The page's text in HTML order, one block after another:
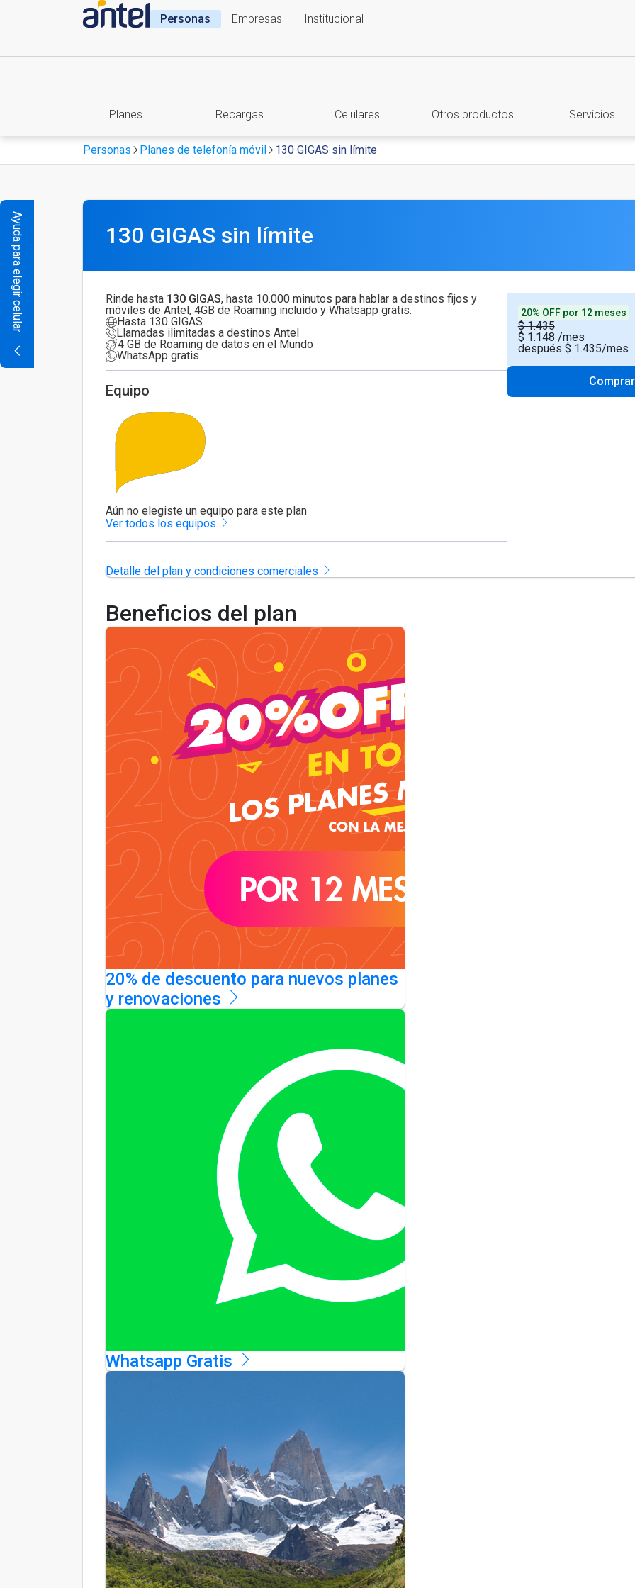
Personas Empresas Institucional
Planes Recargas Celulares Otros productos Servicios
Personas Planes de telefonía móvil 130 GIGAS sin límite
Ayuda para elegir celular 130 GIGAS sin límite
Rinde hasta 130 GIGAS, hasta 10.000 minutos para hablar a destinos fijos y
móviles de Antel, 4GB de Roaming incluido y Whatsapp gratis.
Hasta 130 GIGAS
Llamadas ilimitadas a destinos Antel
4 GB de Roaming de datos en el Mundo
WhatsApp gratis
Equipo
Aún no elegiste un equipo para este plan
Ver todos los equipos
20% OFF por 12 meses
$ 1.435
$ 1.148 /mes
después $ 1.435/mes
Comprar
Detalle del plan y condiciones comerciales
Beneficios del plan
20% de descuento para nuevos planes
y renovaciones
Whatsapp Gratis